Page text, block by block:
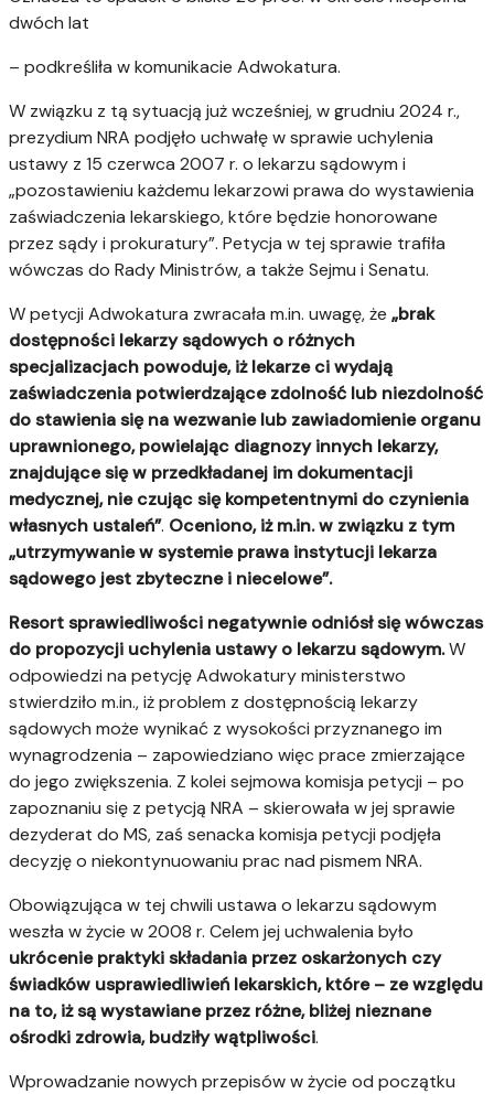
dwóch lat
– podkreśliła w komunikacie Adwokatura.
W związku z tą sytuacją już wcześniej, w grudniu 2024 r.,
prezydium NRA podjęło uchwałę w sprawie uchylenia
ustawy z 15 czerwca 2007 r. o lekarzu sądowym i
„pozostawieniu każdemu lekarzowi prawa do wystawienia
zaświadczenia lekarskiego, które będzie honorowane
przez sądy i prokuratury”. Petycja w tej sprawie trafiła
wówczas do Rady Ministrów, a także Sejmu i Senatu.
W petycji Adwokatura zwracała m.in. uwagę, że „brak
dostępności lekarzy sądowych o różnych
specjalizacjach powoduje, iż lekarze ci wydają
zaświadczenia potwierdzające zdolność lub niezdolność
do stawienia się na wezwanie lub zawiadomienie organu
uprawnionego, powielając diagnozy innych lekarzy,
znajdujące się w przedkładanej im dokumentacji
medycznej, nie czując się kompetentnymi do czynienia
własnych ustaleń”. Oceniono, iż m.in. w związku z tym
„utrzymywanie w systemie prawa instytucji lekarza
sądowego jest zbyteczne i niecelowe”.
Resort sprawiedliwości negatywnie odniósł się wówczas
do propozycji uchylenia ustawy o lekarzu sądowym.W
odpowiedzi na petycję Adwokatury ministerstwo
stwierdziło m.in., iż problem z dostępnością lekarzy
sądowych może wynikać z wysokości przyznanego im
wynagrodzenia – zapowiedziano więc prace zmierzające
do jego zwiększenia. Z kolei sejmowa komisja petycji – po
zapoznaniu się z petycją NRA – skierowała w jej sprawie
dezyderat do MS, zaś senacka komisja petycji podjęła
decyzję o niekontynuowaniu prac nad pismem NRA.
Obowiązująca w tej chwili ustawa o lekarzu sądowym
weszła w życie w 2008 r. Celem jej uchwalenia było
ukrócenie praktyki składania przez oskarżonych czy
świadków usprawiedliwień lekarskich, które – ze względu
na to, iż są wystawiane przez różne, bliżej nieznane
ośrodki zdrowia, budziły wątpliwości.
Wprowadzanie nowych przepisów w życie od początku